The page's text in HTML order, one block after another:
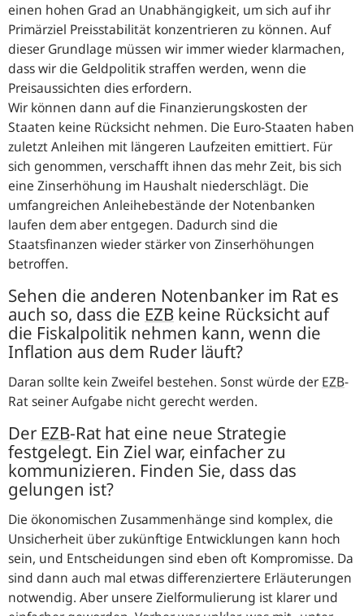
einen hohen Grad an Unabhängigkeit, um sich auf ihr
Primärziel Preisstabilität konzentrieren zu können. Auf
dieser Grundlage müssen wir immer wieder klarmachen,
dass wir die Geldpolitik straffen werden, wenn die
Preisaussichten dies erfordern.
Wir können dann auf die Finanzierungskosten der
Staaten keine Rücksicht nehmen. Die Euro-Staaten haben
zuletzt Anleihen mit längeren Laufzeiten emittiert. Für
sich genommen, verschafft ihnen das mehr Zeit, bis sich
eine Zinserhöhung im Haushalt niederschlägt. Die
umfangreichen Anleihebestände der Notenbanken
laufen dem aber entgegen. Dadurch sind die
Staatsfinanzen wieder stärker von Zinserhöhungen
betroffen.
Sehen die anderen Notenbanker im Rat es
auch so, dass die EZB keine Rücksicht auf
die Fiskalpolitik nehmen kann, wenn die
Inflation aus dem Ruder läuft?
Daran sollte kein Zweifel bestehen. Sonst würde der EZB-
Rat seiner Aufgabe nicht gerecht werden.
Der EZB-Rat hat eine neue Strategie
festgelegt. Ein Ziel war, einfacher zu
kommunizieren. Finden Sie, dass das
gelungen ist?
Die ökonomischen Zusammenhänge sind komplex, die
Unsicherheit über zukünftige Entwicklungen kann hoch
sein, und Entscheidungen sind eben oft Kompromisse. Da
sind dann auch mal etwas differenziertere Erläuterungen
notwendig. Aber unsere Zielformulierung ist klarer und